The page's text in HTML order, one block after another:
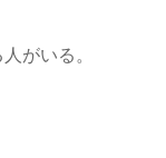
がいる。